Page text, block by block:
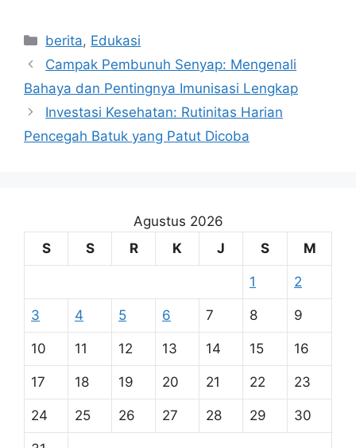
Kategori
berita, Edukasi
Campak Pembunuh Senyap: Mengenali
Bahaya dan Pentingnya Imunisasi Lengkap
Investasi Kesehatan: Rutinitas Harian
Pencegah Batuk yang Patut Dicoba
Agustus 2026
S
S R K J S M
1 2
3 4 5 6 7 8 9
10 11 12 13 14 15 16
17 18 19 20 21 22 23
24 25 26 27 28 29 30